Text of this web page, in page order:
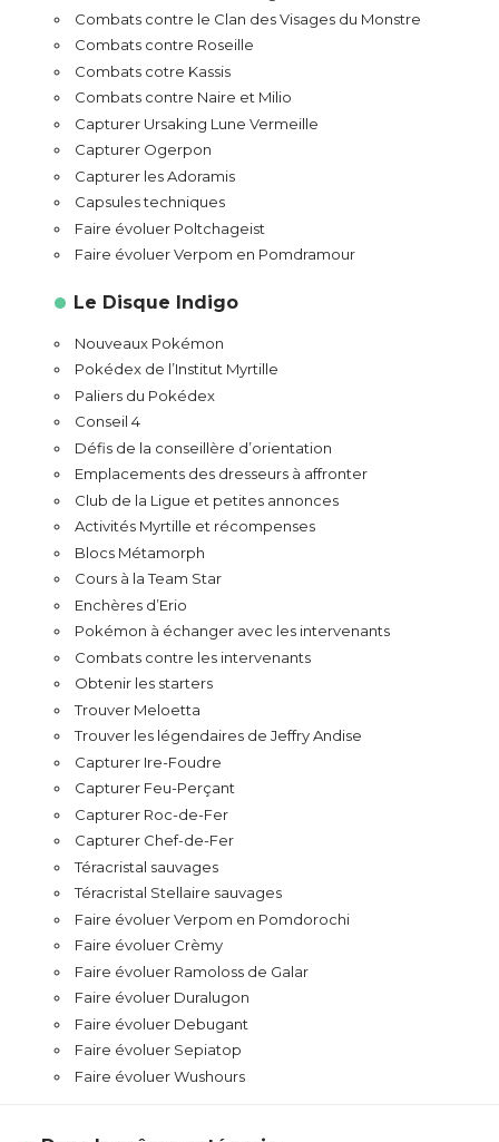
Combats contre le Clan des Visages du Monstre
Combats contre Roseille
Combats cotre Kassis
Combats contre Naire et Milio
Capturer Ursaking Lune Vermeille
Capturer Ogerpon
Capturer les Adoramis
Capsules techniques
Faire évoluer Poltchageist
Faire évoluer Verpom en Pomdramour
Le Disque Indigo
Nouveaux Pokémon
Pokédex de l’Institut Myrtille
Paliers du Pokédex
Conseil 4
Défis de la conseillère d’orientation
Emplacements des dresseurs à affronter
Club de la Ligue et petites annonces
Activités Myrtille et récompenses
Blocs Métamorph
Cours à la Team Star
Enchères d’Erio
Pokémon à échanger avec les intervenants
Combats contre les intervenants
Obtenir les starters
Trouver Meloetta
Trouver les légendaires de Jeffry Andise
Capturer Ire-Foudre
Capturer Feu-Perçant
Capturer Roc-de-Fer
Capturer Chef-de-Fer
Téracristal sauvages
Téracristal Stellaire sauvages
Faire évoluer Verpom en Pomdorochi
Faire évoluer Crèmy
Faire évoluer Ramoloss de Galar
Faire évoluer Duralugon
Faire évoluer Debugant
Faire évoluer Sepiatop
Faire évoluer Wushours